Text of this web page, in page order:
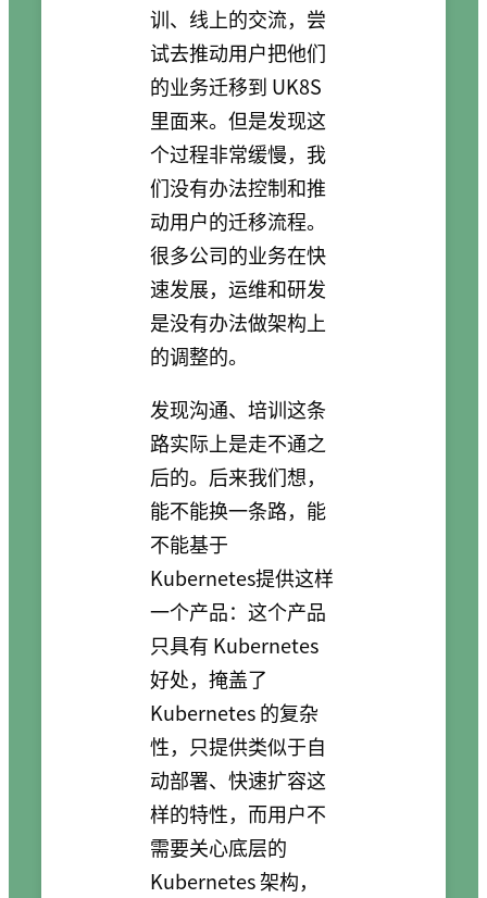
训、线上的交流，尝
试去推动用户把他们
的业务迁移到 UK8S
里面来。但是发现这
个过程非常缓慢，我
们没有办法控制和推
动用户的迁移流程。
很多公司的业务在快
速发展，运维和研发
是没有办法做架构上
的调整的。
发现沟通、培训这条
路实际上是走不通之
后的。后来我们想，
能不能换一条路，能
不能基于
Kubernetes提供这样
一个产品：这个产品
只具有 Kubernetes
好处，掩盖了
Kubernetes 的复杂
性，只提供类似于自
动部署、快速扩容这
样的特性，而用户不
需要关心底层的
Kubernetes 架构，